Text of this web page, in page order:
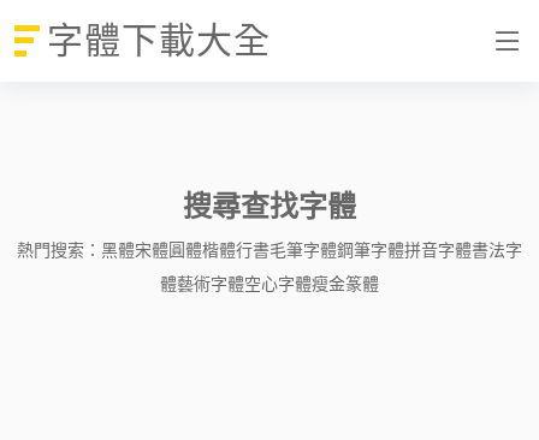
字體下載大全
搜尋查找字體
熱門搜索： 黑體宋體圓體楷體行書毛筆字體鋼筆字體拼音字體書法字
體藝術字體空心字體瘦金篆體